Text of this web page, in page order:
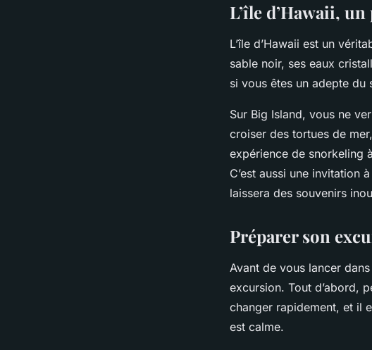
L’île d’Hawaii,
L’île d’Hawaii est un
sable noir, ses eaux
si vous êtes un adepte
Sur Big Island, vous ne
croiser des tortues de
expérience de snorkeling
C’est aussi une invitation
laissera des souvenirs
Préparer son
Avant de vous lancer
excursion. Tout d’abord,
changer rapidement, et il
est calme.